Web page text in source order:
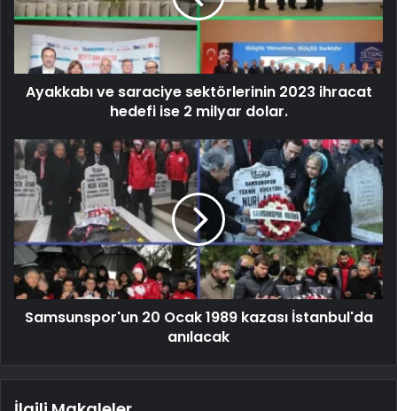
Ayakkabı ve saraciye sektörlerinin 2023 ihracat
hedefi ise 2 milyar dolar.
Samsunspor'un 20 Ocak 1989 kazası İstanbul'da
anılacak